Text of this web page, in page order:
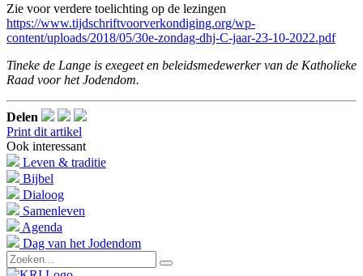
Zie voor verdere toelichting op de lezingen
https://www.tijdschriftvoorverkondiging.org/wp-
content/uploads/2018/05/30e-zondag-dhj-C-jaar-23-10-2022.pdf
Tineke de Lange is exegeet en beleidsmedewerker van de Katholieke
Raad voor het Jodendom.
Delen
Print dit artikel
Ook interessant
Leven & traditie
Bijbel
Dialoog
Samenleven
Agenda
Dag van het Jodendom